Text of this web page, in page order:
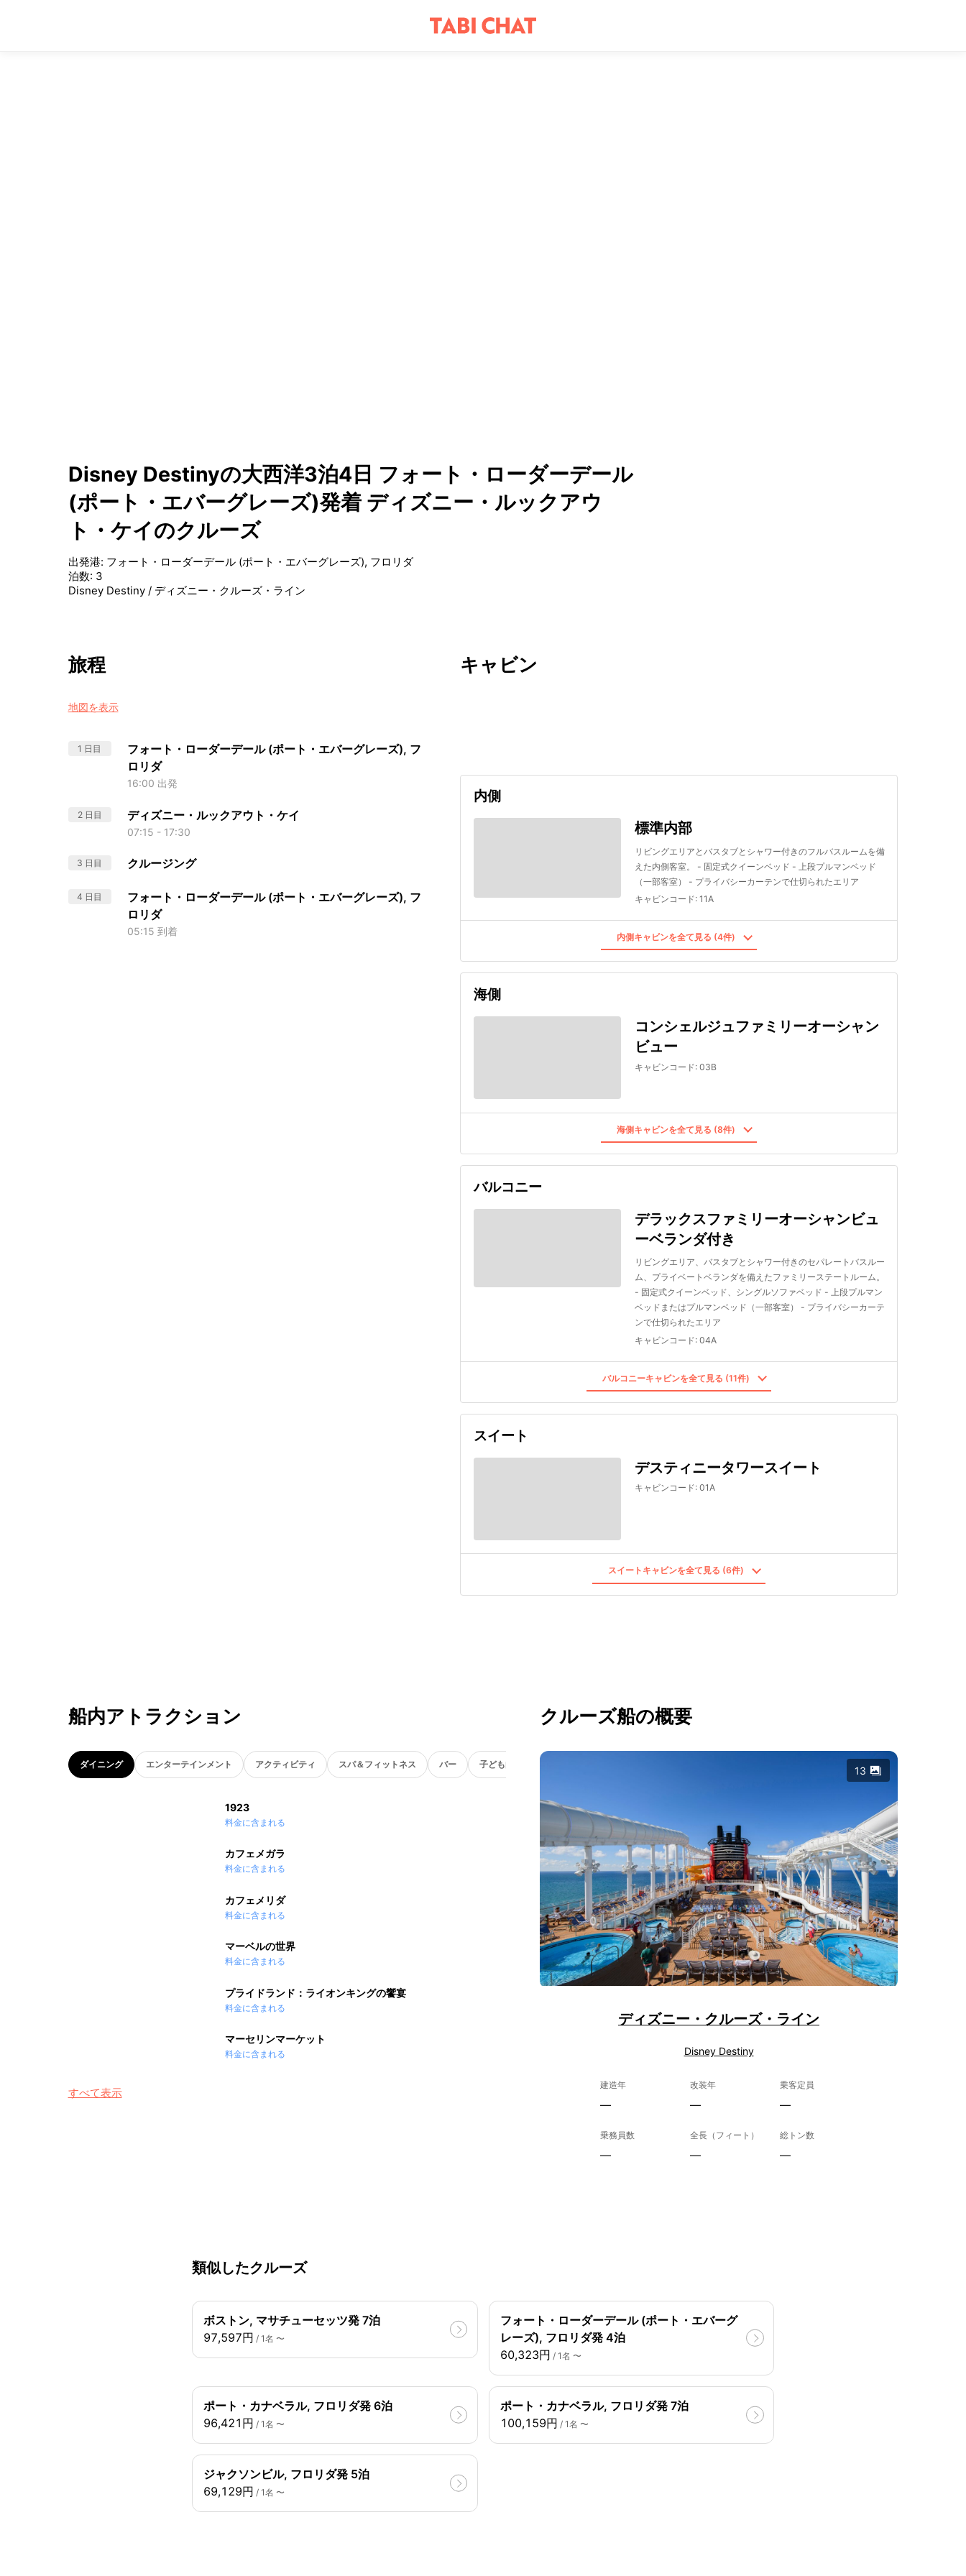
Disney Destinyの大西洋3泊4日 フォート・ローダーデール
(ポート・エバーグレーズ)発着 ディズニー・ルックアウ
ト・ケイのクルーズ
出発港: フォート・ローダーデール (ポート・エバーグレーズ), フロリダ
泊数: 3
Disney Destiny/ ディズニー・クルーズ・ライン
旅程
地図を表示
1 日目
フォート・ローダーデール (ポート・エバーグレーズ), フ
ロリダ
16:00 出発
2 日目 ディズニー・ルックアウト・ケイ
07:15 - 17:30
3 日目 クルージング
4 日目
フォート・ローダーデール (ポート・エバーグレーズ), フ
ロリダ
05:15 到着
キャビン
内側
標準内部
リビングエリアとバスタブとシャワー付きのフルバスルームを備
えた内側客室。 - 固定式クイーンベッド - 上段プルマンベッド
（一部客室） - プライバシーカーテンで仕切られたエリア
キャビンコード: 11A
内側キャビンを全て見る (4件)
海側
コンシェルジュファミリーオーシャン
ビュー
キャビンコード: 03B
海側キャビンを全て見る (8件)
バルコニー
デラックスファミリーオーシャンビュ
ーベランダ付き
リビングエリア、バスタブとシャワー付きのセパレートバスルー
ム、プライベートベランダを備えたファミリーステートルーム。
- 固定式クイーンベッド、シングルソファベッド - 上段プルマン
ベッドまたはプルマンベッド（一部客室） - プライバシーカーテ
ンで仕切られたエリア
キャビンコード: 04A
バルコニーキャビンを全て見る (11件)
スイート
デスティニータワースイート
キャビンコード: 01A
スイートキャビンを全て見る (6件)
船内アトラクション
ダイニング エンターテインメント アクティビティ スパ＆フィットネス バー 子ども向け
1923
料金に含まれる
カフェメガラ
料金に含まれる
カフェメリダ
料金に含まれる
マーベルの世界
料金に含まれる
プライドランド：ライオンキングの饗宴
料金に含まれる
マーセリンマーケット
料金に含まれる
すべて表示
クルーズ船の概要
13
ディズニー・クルーズ・ライン
Disney Destiny
建造年
—
改装年
—
乗客定員
—
乗務員数
—
全長（フィート）
—
総トン数
—
類似したクルーズ
ボストン, マサチューセッツ発 7泊
97,597円 / 1名 〜
フォート・ローダーデール (ポート・エバーグ
レーズ), フロリダ発 4泊
60,323円 / 1名 〜
ポート・カナベラル, フロリダ発 6泊
96,421円 / 1名 〜
ポート・カナベラル, フロリダ発 7泊
100,159円 / 1名 〜
ジャクソンビル, フロリダ発 5泊
69,129円 / 1名 〜